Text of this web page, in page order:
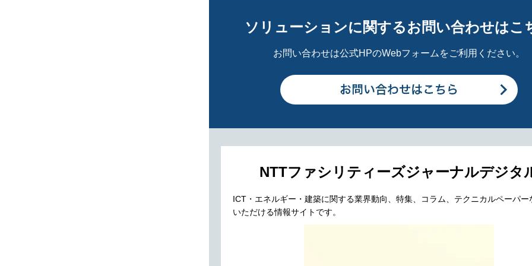
ソリューションに関するお問い合わせはこ
お問い合わせは公式HPのWebフォームをご利用ください。
NTTファシリティーズジャーナルデジタ
ICT・エネルギー・建築に関する業界動向、特集、コラム、テクニカルペーパー
いただける情報サイトです。